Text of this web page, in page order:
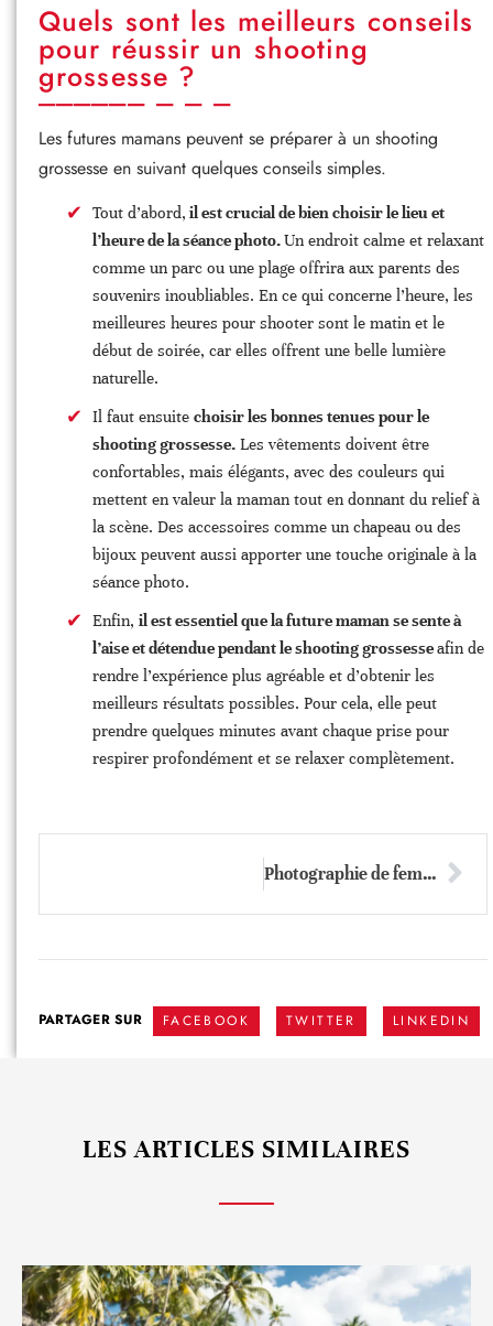
Quels sont les meilleurs conseils
pour réussir un shooting
grossesse ?
Les futures mamans peuvent se préparer à un shooting
grossesse en suivant quelques conseils simples.
Tout d’abord, il est crucial de bien choisir le lieu et
l’heure de la séance photo.Un endroit calme et relaxant
comme un parc ou une plage offrira aux parents des
souvenirs inoubliables. En ce qui concerne l’heure, les
meilleures heures pour shooter sont le matin et le
début de soirée, car elles offrent une belle lumière
naturelle.
Il faut ensuite choisir les bonnes tenues pour le
shooting grossesse. Les vêtements doivent être
confortables, mais élégants, avec des couleurs qui
mettent en valeur la maman tout en donnant du relief à
la scène. Des accessoires comme un chapeau ou des
bijoux peuvent aussi apporter une touche originale à la
séance photo.
Enfin, il est essentiel que la future maman se sente à
l’aise et détendue pendant le shooting grossesseafin de
rendre l’expérience plus agréable et d’obtenir les
meilleurs résultats possibles. Pour cela, elle peut
prendre quelques minutes avant chaque prise pour
respirer profondément et se relaxer complètement.
Photographie de femme : conseils et idées de pose pour réaliser un portrait de femme
PARTAGER SUR FACEBOOK TWITTER LINKEDIN
LES ARTICLES SIMILAIRES